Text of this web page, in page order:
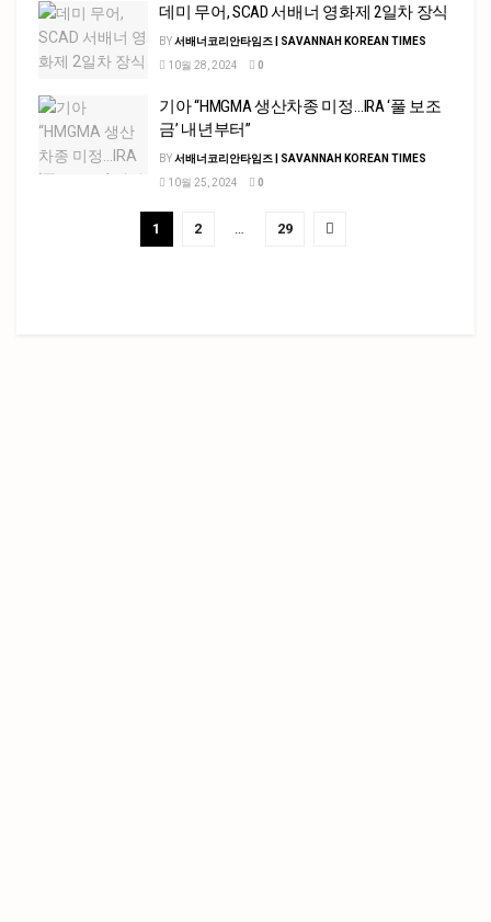
데미 무어, SCAD 서배너 영화제 2일차 장식
BY서배너코리안타임즈 | SAVANNAH KOREAN TIMES
10월 28, 2024
0
기아 “HMGMA 생산차종 미정…IRA ‘풀 보조
금’ 내년부터”
BY서배너코리안타임즈 | SAVANNAH KOREAN TIMES
10월 25, 2024
0
1 2 … 29